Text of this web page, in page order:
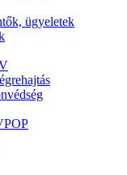
ügyeletek